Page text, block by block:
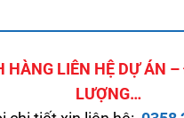
HÀNG LIÊN HỆ DỰ ÁN –
LƯỢNG…